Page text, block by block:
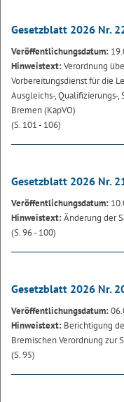
Gesetzblatt 2026 Nr.
Veröffentlichungsdatum:
Hinweistext:Verordnung
Vorbereitungsdienst für die
Ausgleichs-, Qualifizierungs-
Bremen (KapVO)
(S. 101 - 106)
Gesetzblatt 2026 Nr.
Veröffentlichungsdatum:
Hinweistext:Änderung der
(S. 96 - 100)
Gesetzblatt 2026 Nr.
Veröffentlichungsdatum:
Hinweistext: Berichtigung
Bremischen Verordnung zur
(S. 95)